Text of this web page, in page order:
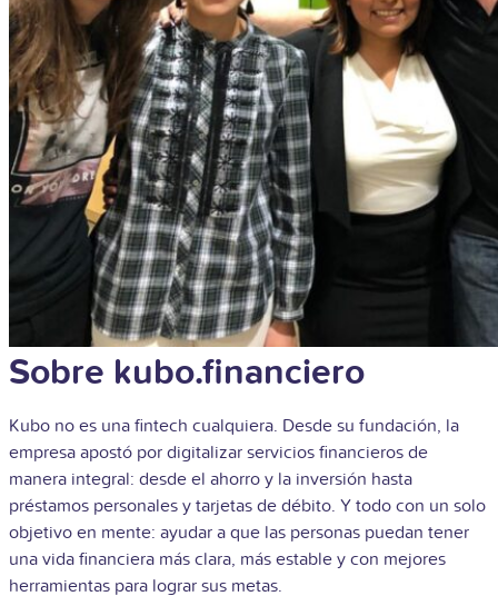
Sobre kubo.financiero
Kubo no es una fintech cualquiera. Desde su fundación, la
empresa apostó por digitalizar servicios financieros de
manera integral: desde el ahorro y la inversión hasta
préstamos personales y tarjetas de débito. Y todo con un solo
objetivo en mente: ayudar a que las personas puedan tener
una vida financiera más clara, más estable y con mejores
herramientas para lograr sus metas.